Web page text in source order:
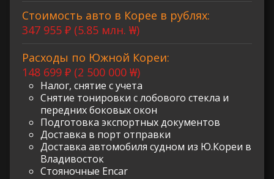
Стоимость авто в Корее в рублях:
347 955 ₽ (5.85 млн. ₩)
Расходы по Южной Кореи:
148 699 ₽ (2 500 000 ₩)
Налог, снятие с учета
Снятие тонировки с лобового стекла и
передних боковых окон
Подготовка экспортных документов
Доставка в порт отправки
Доставка автомобиля судном из Ю.Кореи в
Владивосток
Стояночные Encar